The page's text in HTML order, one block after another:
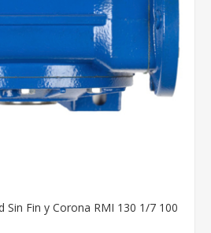
Sin Fin y Corona RMI 130 1/7 100